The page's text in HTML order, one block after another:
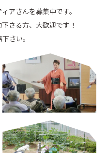
アさんを募集中です。
さる方、大歓迎です！
さい。